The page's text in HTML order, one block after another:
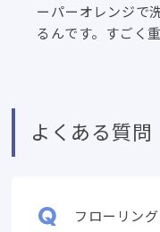
ーパーオレンジで
るんです。すごく
よくある質問
フローリン